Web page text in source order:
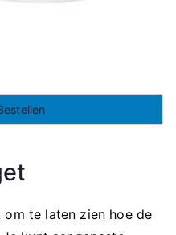
te laten zien hoe de